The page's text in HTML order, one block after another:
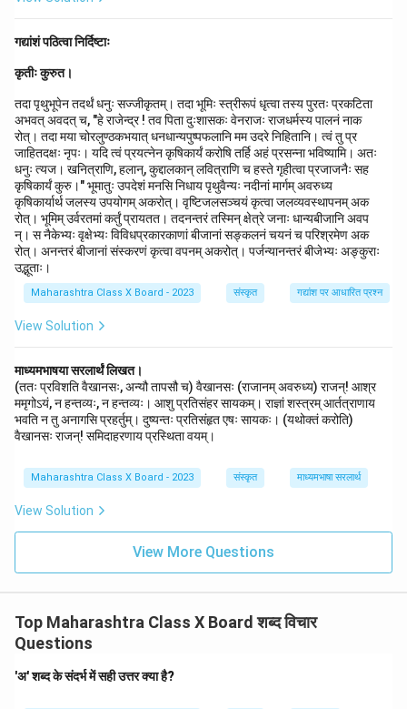
गद्यांशं पठित्वा निर्दिष्टाः
कृतीः कुरुत।
तदा पृथुभूपेन तदर्थं धनुः सज्जीकृतम्। तदा भूमिः स्त्रीरूपं धृत्वा तस्य पुरतः प्रकटिता
अभवत् अवदत् च, "हे राजेन्द्र ! तव पिता दुःशासकः वेनराजः राजधर्मस्य पालनं नाक
रोत्। तदा मया चोरलुण्ठकभयात् धनधान्यपुष्पफलानि मम उदरे निहितानि। त्वं तु प्र
जाहितदक्षः नृपः। यदि त्वं प्रयत्नेन कृषिकार्यं करोषि तर्हि अहं प्रसन्ना भविष्यामि। अतः
धनुः त्यज। खनित्राणि, हलान्, कुद्दालकान् लवित्राणि च हस्ते गृहीत्वा प्रजाजनैः सह
कृषिकार्यं कुरु।" भूमातुः उपदेशं मनसि निधाय पृथुवैन्यः नदीनां मार्गम् अवरुध्य
कृषिकार्यार्थ जलस्य उपयोगम् अकरोत्। वृष्टिजलसञ्चयं कृत्वा जलव्यवस्थापनम् अक
रोत्। भूमिम् उर्वरतमां कर्तुं प्रायतत। तदनन्तरं तस्मिन् क्षेत्रे जनाः धान्यबीजानि अवप
न्। स नैकेभ्यः वृक्षेभ्यः विविधप्रकारकाणां बीजानां सङ्कलनं चयनं च परिश्रमेण अक
रोत्। अनन्तरं बीजानां संस्करणं कृत्वा वपनम् अकरोत्। पर्जन्यानन्तरं बीजेभ्यः अङ्कुराः
उद्भूताः।
Maharashtra Class X Board - 2023 संस्कृत गद्यांश पर आधारित प्रश्न
View Solution
माध्यमभाषया सरलार्थं लिखत।
(ततः प्रविशति वैखानसः, अन्यौ तापसौ च) वैखानसः (राजानम् अवरुध्य) राजन्! आश्र
ममृगोऽयं, न हन्तव्यः, न हन्तव्यः। आशु प्रतिसंहर सायकम्। राज्ञां शस्त्रम् आर्तत्राणाय
भवति न तु अनागसि प्रहर्तुम्। दुष्यन्तः प्रतिसंहृत एषः सायकः। (यथोक्तं करोति)
वैखानसः राजन्! समिदाहरणाय प्रस्थिता वयम्।
Maharashtra Class X Board - 2023 संस्कृत माध्यमभाषा सरलार्थ
View Solution
View More Questions
Top Maharashtra Class X Board शब्द विचार
Questions
'अ' शब्द के संदर्भ में सही उत्तर क्या है?